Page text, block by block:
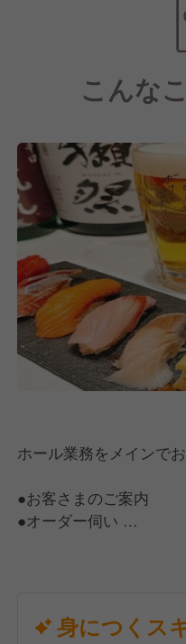
り確保するなど、シフ
また、形だけの「店長
買い物、数値管理（PL
今後は海外出店に伴う
えています。「数字は
向きな姿勢があれば、
安定した生活基盤を築
と、世界へ羽ばたくチ
か？
こんな
ホール業務をメインで
●お客さまのご案内
●オーダー伺い
●その他業務
身につくス